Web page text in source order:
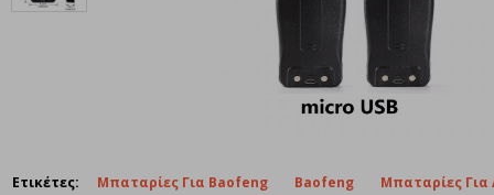
Ετικέτες: Μπαταρίες Για Baofeng Baofeng Μπαταρίες